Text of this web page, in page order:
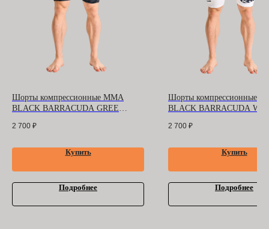
Шорты компрессионные MMA
BLACK BARRACUDA GREEN
2 700 ₽
Купить
Подробнее
Шорты компрессионные
BLACK BARRACUDA
2 700 ₽
Купить
Подробнее
политика
конфиденциальности
Помощь покупателю